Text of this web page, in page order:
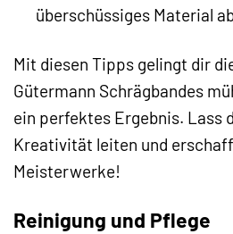
überschüssiges Material
Mit diesen Tipps gelingt dir
Gütermann Schrägbandes
ein perfektes Ergebnis. Lass
Kreativität leiten und
Meisterwerke!
Reinigung und Pflege